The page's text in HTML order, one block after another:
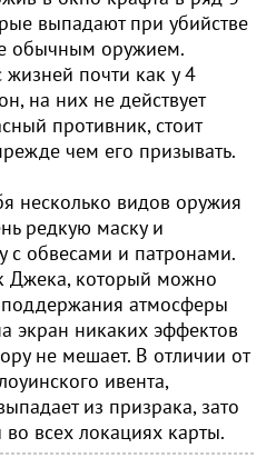
выпадают при убийстве
обычным оружием.
почти как у 4
на них не действует
противник, стоит
чем его призывать.
несколько видов оружия
редкую маску и
с обвесами и патронами.
Джека, который можно
поддержания атмосферы
экран никаких эффектов
не мешает. В отличии от
ивента,
из призрака, зато
всех локациях карты.